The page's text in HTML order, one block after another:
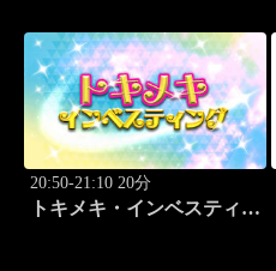
20:50-21:10 20分
トキメキ・インベスティン